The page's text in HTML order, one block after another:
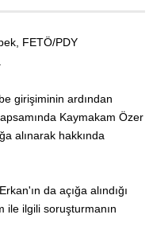
FETÖ/PDY
girişiminin ardından
Kaymakam Özer
alınarak hakkında
da açığa alındığı
ile ilgili soruşturmanın